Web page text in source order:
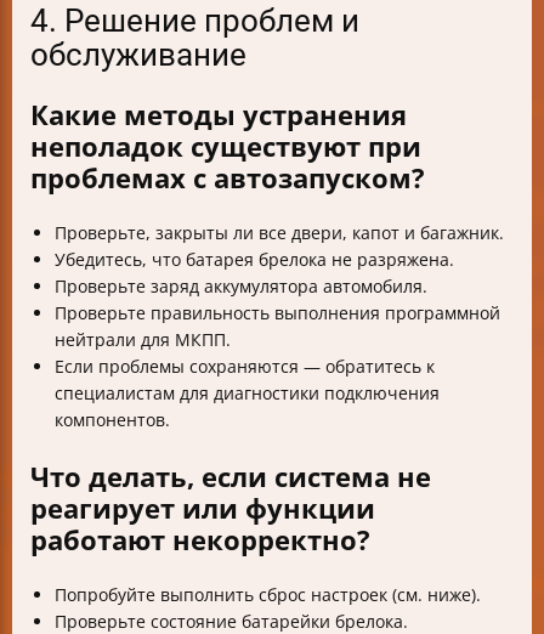
4. Решение проблем и
обслуживание
Какие методы устранения
неполадок существуют при
проблемах с автозапуском?
Проверьте, закрыты ли все двери, капот и багажник.
Убедитесь, что батарея брелока не разряжена.
Проверьте заряд аккумулятора автомобиля.
Проверьте правильность выполнения программной
нейтрали для МКПП.
Если проблемы сохраняются — обратитесь к
специалистам для диагностики подключения
компонентов.
Что делать, если система не
реагирует или функции
работают некорректно?
Попробуйте выполнить сброс настроек (см. ниже).
Проверьте состояние батарейки брелока.